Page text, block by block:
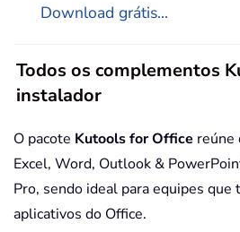
Download grátis...
Todos os complementos
instalador
O pacote Kutools for Office reúne
Excel, Word, Outlook &
Pro, sendo ideal para equipes que
aplicativos do Office.